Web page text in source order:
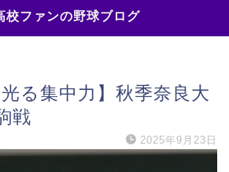
校ファンの野球ブログ
光る集中力】秋季奈良大
戦
2025年9月23日